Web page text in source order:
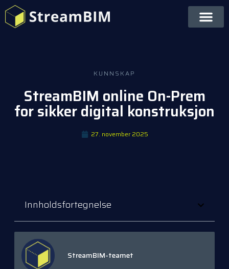
KUNNSKAP
StreamBIM online On-Prem
for sikker digital konstruksjon
27. november 2025
Innholdsfortegnelse
StreamBIM-teamet